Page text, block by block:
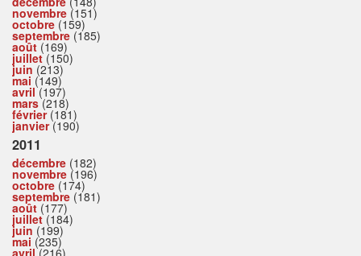
novembre (151)
octobre (159)
septembre (185)
août (169)
juillet(150)
juin (213)
mai (149)
avril(197)
mars(218)
février(181)
janvier(190)
2011
décembre (182)
novembre (196)
octobre (174)
septembre (181)
août (177)
juillet(184)
juin (199)
mai (235)
avril(216)